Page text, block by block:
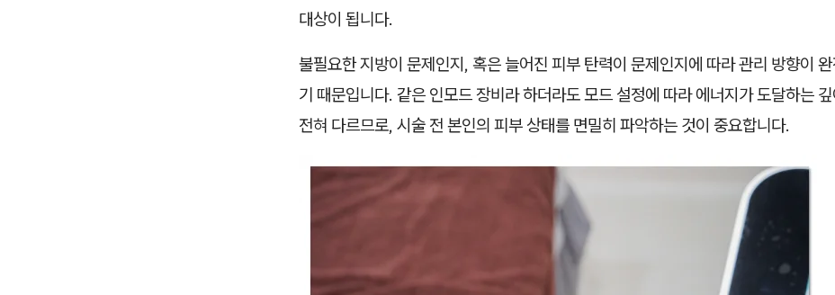
대상이 됩니다.
불필요한 지방이 문제인지, 혹은 늘어진 피부 탄력이 문제인지에 따라 관리 방향이
기 때문입니다. 같은 인모드 장비라 하더라도 모드 설정에 따라 에너지가 도달하는
전혀 다르므로, 시술 전 본인의 피부 상태를 면밀히 파악하는 것이 중요합니다.